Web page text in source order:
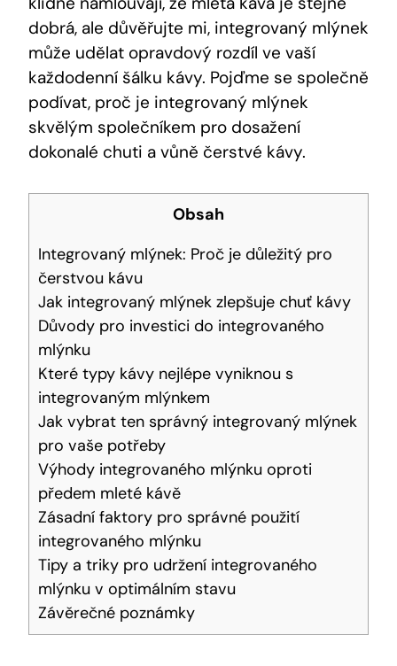
dobrá, ale důvěřujte mi, integrovaný mlýnek
může udělat opravdový rozdíl ve vaší
každodenní šálku kávy. Pojďme se společně
podívat, proč je integrovaný mlýnek
skvělým společníkem pro dosažení
dokonalé chuti a vůně čerstvé kávy.
Obsah
Integrovaný mlýnek: Proč je důležitý pro
čerstvou kávu
Jak integrovaný mlýnek zlepšuje chuť kávy
Důvody pro investici do integrovaného
mlýnku
Které typy kávy nejlépe vyniknou s
integrovaným mlýnkem
Jak vybrat ten správný integrovaný mlýnek
pro vaše potřeby
Výhody integrovaného mlýnku oproti
předem mleté kávě
Zásadní faktory pro správné použití
integrovaného mlýnku
Tipy a triky pro udržení integrovaného
mlýnku v optimálním stavu
Závěrečné poznámky